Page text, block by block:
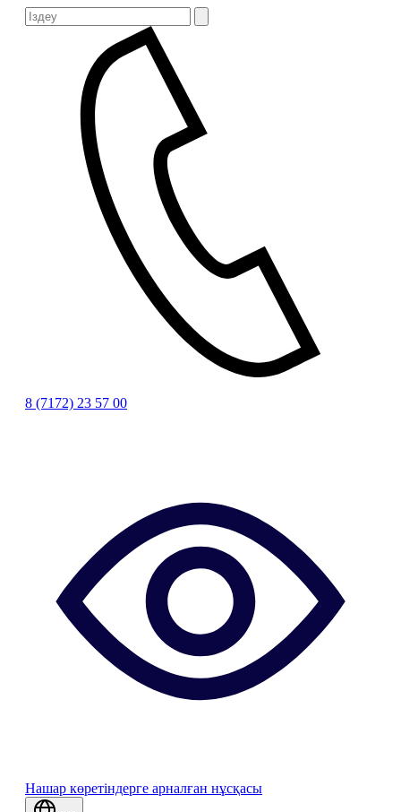
8 (7172) 23 57 00
Нашар көретіндерге арналған нұсқасы